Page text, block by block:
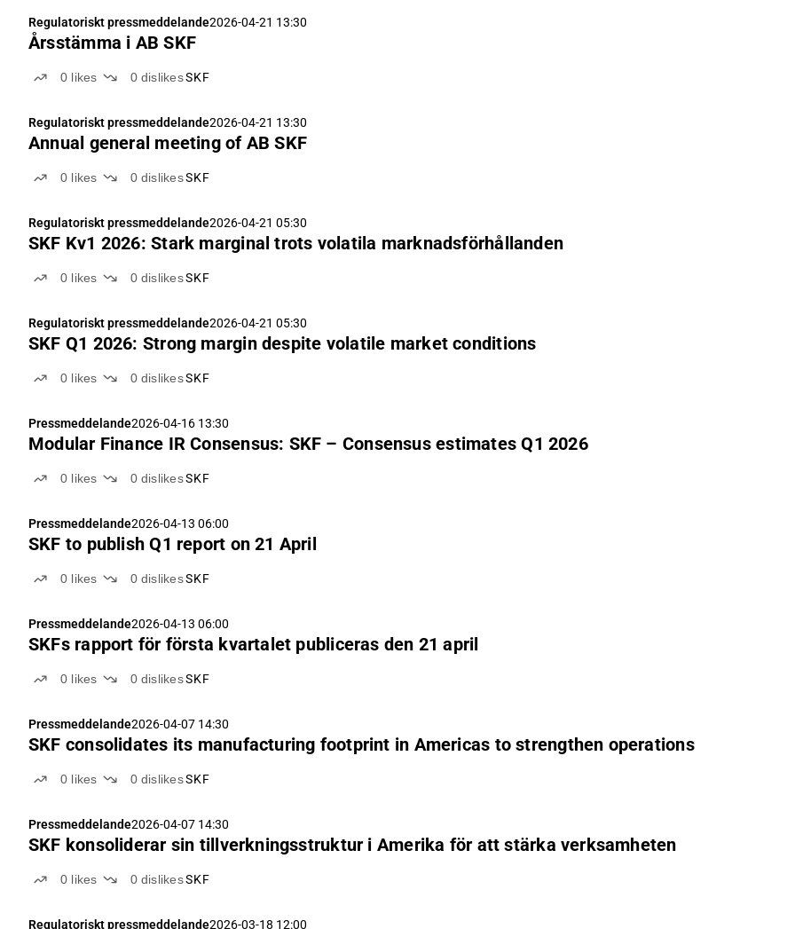
Regulatoriskt pressmeddelande2026-04-21 13:30
Årsstämma i AB SKF
0 likes 0 dislikesSKF
Regulatoriskt pressmeddelande2026-04-21 13:30
Annual general meeting of AB SKF
0 likes 0 dislikesSKF
Regulatoriskt pressmeddelande2026-04-21 05:30
SKF Kv1 2026: Stark marginal trots volatila marknadsförhållanden
0 likes 0 dislikesSKF
Regulatoriskt pressmeddelande2026-04-21 05:30
SKF Q1 2026: Strong margin despite volatile market conditions
0 likes 0 dislikesSKF
Pressmeddelande2026-04-16 13:30
Modular Finance IR Consensus: SKF – Consensus estimates Q1 2026
0 likes 0 dislikesSKF
Pressmeddelande2026-04-13 06:00
SKF to publish Q1 report on 21 April
0 likes 0 dislikesSKF
Pressmeddelande2026-04-13 06:00
SKFs rapport för första kvartalet publiceras den 21 april
0 likes 0 dislikesSKF
Pressmeddelande2026-04-07 14:30
SKF consolidates its manufacturing footprint in Americas to strengthen operations
0 likes 0 dislikesSKF
Pressmeddelande2026-04-07 14:30
SKF konsoliderar sin tillverkningsstruktur i Amerika för att stärka verksamheten
0 likes 0 dislikesSKF
Regulatoriskt pressmeddelande2026-03-18 12:00